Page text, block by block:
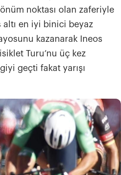
noktası olan zaferiyle
altı en iyi binici beyaz
kazanarak Ineos
Turu’nu üç kez
geçti fakat yarışı